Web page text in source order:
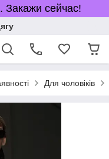
Закажи сейчас!
Для чоловіків